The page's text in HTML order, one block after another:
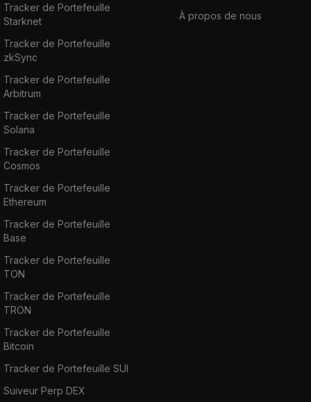
Tracker de Portefeuille
Starknet
Tracker de Portefeuille
zkSync
Tracker de Portefeuille
Arbitrum
Tracker de Portefeuille
Solana
Tracker de Portefeuille
Cosmos
Tracker de Portefeuille
Ethereum
Tracker de Portefeuille
Base
Tracker de Portefeuille
TON
Tracker de Portefeuille
TRON
Tracker de Portefeuille
Bitcoin
Tracker de Portefeuille SUI
Suiveur Perp DEX
À propos de nous